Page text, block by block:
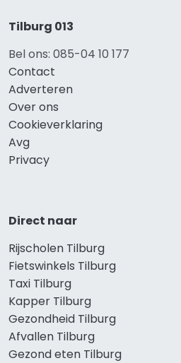
Tilburg 013
Bel ons: 085-04 10 177
Contact
Adverteren
Over ons
Cookieverklaring
Avg
Privacy
Direct naar
Rijscholen Tilburg
Fietswinkels Tilburg
Taxi Tilburg
Kapper Tilburg
Gezondheid Tilburg
Afvallen Tilburg
Gezond eten Tilburg